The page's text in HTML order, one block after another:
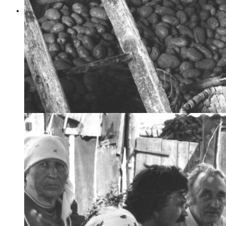
Les livres
Toutes les publications de Trassard, chez Gallimard et au Temps qu'il